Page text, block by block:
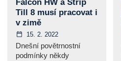
Falcon HW a Strip
Till 8 musí pracovat i
v zimě
15. 2. 2022
Dnešní povětrnostní
podmínky někdy